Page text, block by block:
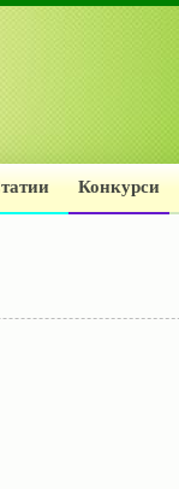
Конкурси